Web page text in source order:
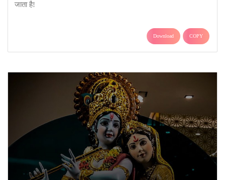
जाता है!
Download COPY